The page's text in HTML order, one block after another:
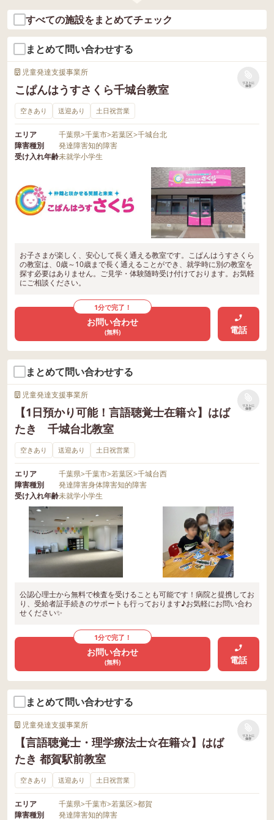
街道山王教室 〒264-0002 千葉県千葉市稲
毛区山王町29-1 043-400-3229 ▶はばたき
千葉中央教室 （葭川公園近く） 〒266-00
13 千葉県千葉市中央区中央３丁目２−２
八田ビル ５F 043-400-3109 ▶ はばたき都
賀駅前教室 〒 264 - 0025 千葉県千葉市若
葉区都賀３丁目２−５ なかや第2ビル３F 0
43-400-2853 ▶はばたき小倉台教室 〒 26
4 - 0006 千葉県千葉市若葉区小倉台3-4-4
N・Kビル102 043-400-3125 ▶はばたき
千城台教室 〒 264 - 0004 千葉県千葉市若
葉区千城台西2丁目13-2 043-400-3228 ▶
はばたき みどり台教室 〒263-0023 千葉
県千葉市稲毛区緑町2-14-16 043-400-348
千葉市中央区稲荷町2-13-1 君塚ハイム 04
3-400-3489
のある事、楽しい』を引き伸ばしながら
個々のお困り事に合わせた療育を行って
いますので、 お気軽に見学･体験会お待ち
しております☺ また、保育士･児童指導
員･児童発達支援管 等募集しておりますの
でご連絡お待ちしております♪♪ ▶四街道
山王教室 〒264-0002 千葉県千葉市稲毛区
山王町29-1 043-400-3229 ▶はばたき千葉
中央教室 （葭川公園近く） 〒266-0013
千葉県千葉市中央区中央３丁目２−２ 八
田ビル ５F 043-400-3109 ▶ はばたき都賀
駅前教室 〒 264 - 0025 千葉県千葉市若葉
区都賀３丁目２−５ なかや第2ビル３F 04
3-400-2853 ▶はばたき小倉台教室 〒 264
- 0006 千葉県千葉市若葉区小倉台3-4-4
千城台教室 〒 264 - 0004 千葉県千葉市若
葉区千城台西2丁目13-2 043-400-3228 ▶
はばたき みどり台教室 〒263-0023 千葉
県千葉市稲毛区緑町2-14-16 043-400-348
千葉市中央区稲荷町2-13-1 君塚ハイム 04
だちと協力する楽しさや、自分で作る喜
びを感じられる一日となりました🌷 🌟こ
の活動で育つ力🌟 ✔ 生活力（買い物・調
理への理解） ✔ 食材や食事への興味 ✔ 微
細運動（むく・切る・入れる） ✔ 感覚統
合（音・香り・味・感触） ✔ 社会性（お
約束・順番・協力） ✔ 自己肯定感（自分
で作った達成感） これからも、生活につ
ながる体験を通して、子どもたちの「知
りたい！」「やってみたい！」という気
持ちを育んでいきたいと思います😊🌸 ＝
＝＝＝＝＝＝＝＝＝＝＝＝＝＝＝＝＝＝
＝＝＝ ◾平日、〈個別･集団療育〉 ◾土曜
日、祝日〈外出･クッキング･イベント行
い』を引き伸ばしながら個々のお困り事
に合わせた療育を行っていますので、 お
気軽に見学･体験会お待ちしております☺
また、保育士･児童指導員･児童発達支援
管 等募集しておりますのでご連絡お待ち
しております♪♪ ▶四街道山王教室 〒264
-0002 千葉県千葉市稲毛区山王町29-1 043
-400-3229 ▶はばたき千葉中央教室 （葭
川公園近く） 〒266-0013 千葉県千葉市中
央区中央３丁目２−２ 八田ビル ５F 043-4
00-3109 ▶ はばたき都賀駅前教室 〒 264
- 0025 千葉県千葉市若葉区都賀３丁目２
−５ なかや第2ビル３F 043-400-2853 ▶は
ばたき小倉台教室 〒 264 - 0006 千葉県千
葉市若葉区小倉台3-4-4 N・Kビル102 043
-400-3125 ▶はばたき千城台教室 〒 264 -
0004 千葉県千葉市若葉区千城台西2丁目1
3-2 043-400-3228 ▶はばたき みどり台教
室 〒263-0023 千葉県千葉市稲毛区緑町2-
14-16 043-400-3488 ▶はばたき 千葉寺教
室 〒260-0 千葉県千葉市中央区稲荷町2-1
3-1 君塚ハイム 043-400-3489
✨ 土台が完成した後は、ビーズやキラキ
ラの飾り付けタイム💎✨ 「ここにつけよ
う！」「キラキラいっぱいにしたい！」
と、一つひとつ配置を考えながら丁寧に
貼り付けていきます😊💕 それぞれの個性
が光る、とても素敵な作品になりました
🌟 続いて、お父さんへのメッセージカー
ド作りです💌✨ 「ありがとうって書きた
い！」「お手紙も描く！」と、お父さん
のことを思い浮かべながら、気持ちを込
めて文字やイラストを描いていました☺️
💖 描き終えると、「できたー！」「早く
渡したい！」と嬉しそうに見せてくれる
姿がとても微笑ましかったです🌷 最後は
先生が写真や磁石を取り付けて仕上げを
どもたちの姿に、たくさんの優しさがあ
ふれる素敵な制作活動となりました💙✨
🌟この活動で育つ力🌟 ✔ 微細運動（こね
る・伸ばす・貼る動き） ✔ 創造力・表現
力 ✔ 感謝の気持ちを伝える力 ✔ 手順理
解・集中力 ✔ 自己選択力（色や飾りを選
ぶ力） ✔ 自己肯定感（世界にひとつだけ
の作品を完成させる達成感） これから
も、季節の行事や制作活動を通して、大
切な人を思いやる気持ちや、自分らしく
表現する楽しさを育んでいきたいと思い
ます😊🌸 ＝＝＝＝＝＝＝＝＝＝＝＝＝＝
＝＝＝＝＝＝＝＝ ◾平日、〈個別･集団療
育〉 ◾土曜日、祝日〈外出･クッキング･イ
ベント行事等〉 子ども達の『興味のある
事、楽しい』を引き伸ばしながら個々の
お困り事に合わせた療育を行っています
ので、 お気軽に見学･体験会お待ちしてお
ります☺ また、保育士･児童指導員･児童
発達支援管 等募集しておりますのでご連
絡お待ちしております♪♪ ▶四街道山王教
室 〒264-0002 千葉県千葉市稲毛区山王町
室 （葭川公園近く） 〒266-0013 千葉県
千葉市中央区中央３丁目２−２ 八田ビル
５F 043-400-3109 ▶ はばたき都賀駅前教
室 〒 264 - 0025 千葉県千葉市若葉区都賀
３丁目２−５ なかや第2ビル３F 043-400-2
853 ▶はばたき小倉台教室 〒 264 - 0006
千葉県千葉市若葉区小倉台3-4-4 N・Kビ
ル102 043-400-3125 ▶はばたき千城台教
室 〒 264 - 0004 千葉県千葉市若葉区千城
台西2丁目13-2 043-400-3228 ▶はばたき
みどり台教室 〒263-0023 千葉県千葉市稲
毛区緑町2-14-16 043-400-3488 ▶はばた
き 千葉寺教室 〒260-0 千葉県千葉市中央
区稲荷町2-13-1 君塚ハイム 043-400-3489
ち☺️💕 色を塗ったり具材を貼ったりしな
がら、「こんなパンになったらおいしそ
う！」と楽しそうに完成図を作っていま
した🎶 いよいよパン作りスタートです🍞
✨ 米粉とお豆腐を見て、「え！お豆腐入
れるの！？」とびっくり😳 お豆腐をなめ
らかにしたあと、材料をボウルに入れて
生地をこねていきます。 「やわらか
い！」「ひんやりしてる〜！」と、生地
の感触を楽しみながら両手で一生懸命こ
ねる姿が見られました😊 少しずつまとま
ってくると、「パンみたいになってき
た！」と嬉しそうに教えてくれる場面も
ありました💖 生地を丸くのばした後は、
お楽しみのトッピングタイム🌽🧀🍅 ワー
クシートを見ながら、「〇〇くださ〜
い！」「これものせたい！」と先生やお
友だちとやり取りを楽しみ、自分だけの
オリジナルパンを仕上げていきました✨
お友だちのパンを見て「それもおいしそ
う！」と話し合う姿も見られ、笑顔いっ
ぱいの時間となりました☺️🌷 パンを焼い
ている間は、お友だちとボール遊びを楽
しみました⚽🎶 「まだかな〜？」「いい
匂いしてきた！」と、焼き上がりを楽し
みに待つ姿もとても可愛らしかったです
😊💕 そして、焼きたてのパンが完成🍞✨
「できたー！」「おいしそう！」と目を
輝かせ、自分で作ったパンを嬉しそうに
頬張る子どもたち🥰 「おいしい！」「ま
た作りたい！」と笑顔いっぱいで味わ
い、あっという間に完食していました💖
自分で考えたパンが形になり、作る楽し
さや食べる喜び、達成感をたくさん感じ
られた素敵なクッキングイベントとなり
ました🌸✨ 🌟この活動で育つ力🌟 ✔︎ 生活
力（調理工程・食への興味） ✔︎ 微細運動
（こねる・広げる・トッピングする動
き） ✔︎ 感覚統合（触覚・嗅覚・味覚） ✔︎
創造力・自己選択力（オリジナルパン作
り） ✔︎ コミュニケーション力（やり取
達成感） これからも、子どもたち一人ひ
とりの「作ってみたい！」「やってみた
い！」という気持ちを大切にしながら、
楽しいクッキング活動を通して、たくさ
んの成功体験を積み重ねていきたいと思
います😊🌸 ＝＝＝＝＝＝＝＝＝＝＝＝＝
＝＝＝＝＝＝＝＝＝ ◾平日、〈個別･集団
療育〉 ◾土曜日、祝日〈外出･クッキング･
イベント行事等〉 子ども達の『興味のあ
る事、楽しい』を引き伸ばしながら個々
のお困り事に合わせた療育を行っていま
すので、 お気軽に見学･体験会お待ちして
おります☺ また、保育士･児童指導員･児
すべての施設をまとめてチェック
まとめて問い合わせする
児童発達支援事業所
こぱんはうすさくら千城台教室
リストに
保存
空きあり 送迎あり 土日祝営業
エリア 千葉県>千葉市>若葉区>千城台北
障害種別
発達障害知的障害
受け入れ年齢未就学小学生
お子さまが楽しく、安心して長く通える教室です。こぱんはうすさくら
の教室は、0歳～10歳まで長く通えることができ、就学時に別の教室を
探す必要はありません。ご見学・体験随時受け付けております。お気軽
にご相談ください。
1分で完了！
お問い合わせ
(無料) 電話
まとめて問い合わせする
児童発達支援事業所
【1日預かり可能！言語聴覚士在籍☆】はば
たき 千城台北教室
リストに
保存
空きあり 送迎あり 土日祝営業
エリア 千葉県>千葉市>若葉区>千城台西
障害種別
発達障害身体障害知的障害
受け入れ年齢未就学小学生
公認心理士から無料で検査を受けることも可能です！病院と提携してお
り、受給者証手続きのサポートも行っております♪お気軽にお問い合わ
せください✨
1分で完了！
お問い合わせ
(無料) 電話
まとめて問い合わせする
児童発達支援事業所
【言語聴覚士・理学療法士☆在籍☆】はば
たき 都賀駅前教室
リストに
保存
空きあり 送迎あり 土日祝営業
エリア 千葉県>千葉市>若葉区>都賀
障害種別
発達障害知的障害